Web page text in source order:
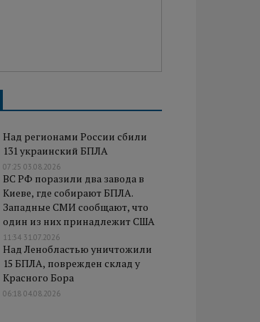
Над регионами России сбили
131 украинский БПЛА
07:25 03.08.2026
ВС РФ поразили два завода в
Киеве, где собирают БПЛА.
Западные СМИ сообщают, что
один из них принадлежит США
11:34 31.07.2026
Над Ленобластью уничтожили
15 БПЛА, поврежден склад у
Красного Бора
06:18 04.08.2026